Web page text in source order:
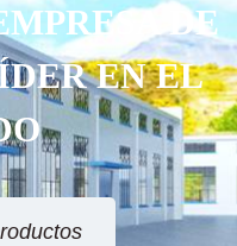
DE
EN EL